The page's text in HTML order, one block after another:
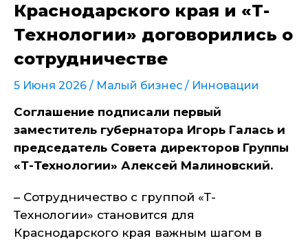
Краснодарского края и «Т-
Технологии» договорились о
сотрудничестве
5 Июня 2026 / Малый бизнес / Инновации
Соглашение подписали первый
заместитель губернатора Игорь Галась и
председатель Совета директоров Группы
«Т-Технологии» Алексей Малиновский.
– Сотрудничество с группой «Т-
Технологии» становится для
Краснодарского края важным шагом в